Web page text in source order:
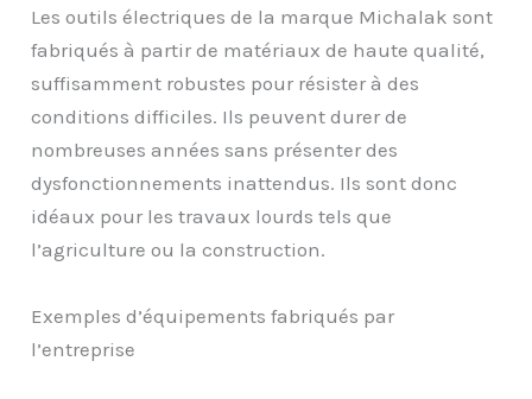
Les outils électriques de la marque Michalak sont
fabriqués à partir de matériaux de haute qualité,
suffisamment robustes pour résister à des
conditions difficiles. Ils peuvent durer de
nombreuses années sans présenter des
dysfonctionnements inattendus. Ils sont donc
idéaux pour les travaux lourds tels que
l’agriculture ou la construction.
Exemples d’équipements fabriqués par
l’entreprise